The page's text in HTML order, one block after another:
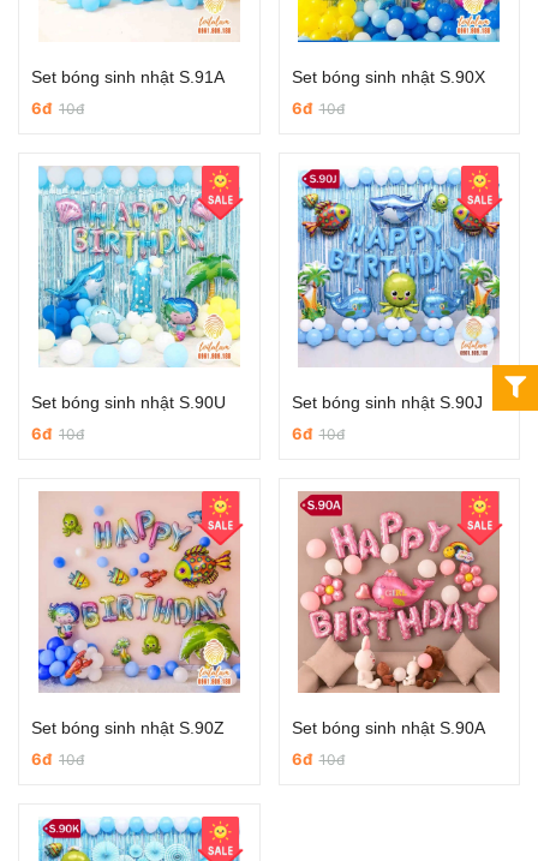
Set bóng sinh nhật S.91A
6đ 10đ
Set bóng sinh nhật S.90X
6đ10đ
Set bóng sinh nhật S.90U
6đ 10đ
Set bóng sinh nhật S.90J
6đ10đ
Set bóng sinh nhật S.90Z
6đ 10đ
Set bóng sinh nhật S.90A
6đ10đ